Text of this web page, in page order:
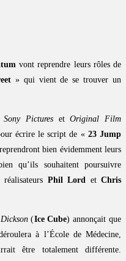
vont reprendre leurs rôles de
» qui vient de se trouver un
Sony PicturesetOriginal Film
écrire le script de « 23 Jump
bien évidemment leurs
qu’ils souhaitent poursuivre
Phil Lord etChris
(Ice Cube) annonçait que
à l’École de Médecine,
être totalement différente.